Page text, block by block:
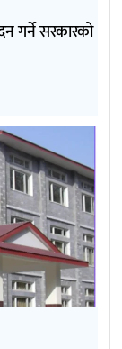
गर्ने सरकारको